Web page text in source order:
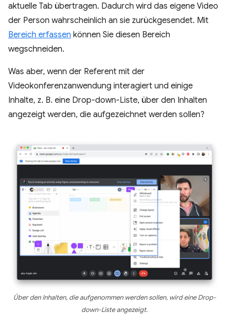
aktuelle Tab übertragen. Dadurch wird das eigene Video
der Person wahrscheinlich an sie zurückgesendet. Mit
Bereich erfassen können Sie diesen Bereich
wegschneiden.
Was aber, wenn der Referent mit der
Videokonferenzanwendung interagiert und einige
Inhalte, z. B. eine Drop-down-Liste, über den Inhalten
angezeigt werden, die aufgezeichnet werden sollen?
Über den Inhalten, die aufgenommen werden sollen, wird eine Drop-
down-Liste angezeigt.